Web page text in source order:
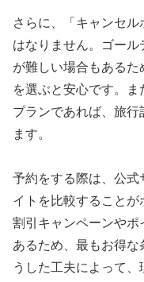
さらに、「キャンセ
はなりません。ゴー
が難しい場合もある
を選ぶと安心です。
プランであれば、旅行
ます。
予約をする際は、公
イトを比較すること
割引キャンペーンや
あるため、最もお得な
うした工夫によって